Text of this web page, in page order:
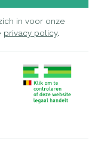
in voor onze
privacy policy.